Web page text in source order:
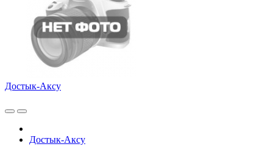
Достык-Аксу
Достык-Аксу